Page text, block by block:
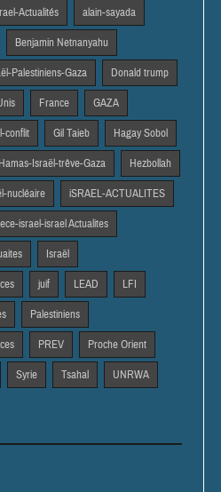
Actualités alain-sayada
Benjamin Netnanyahu
Palestiniens-Gaza Donald trump
France GAZA
conflit Gil Taieb Hagay Sobol
Hamas-Israël-trêve-Gaza Hezbollah
nucléaire iSRAEL-ACTUALITES
israel-israel Actualites
Israël
juif LEAD LFI
Palestiniens
PREV Proche Orient
Syrie Tsahal UNRWA